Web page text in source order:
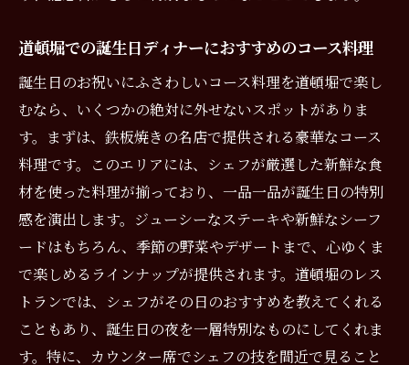
道頓堀での特別な記念日誕生日ディナー鉄板焼
きの魅力
目の前で楽しむ鉄板焼きのライブパフォー
マンス
厳選素材が引き立つ道頓堀の鉄板焼き
シェフの技が光る道頓堀の鉄板焼きディナ
ー
鉄板焼きだからこそ味わえる贅沢感
道頓堀の鉄板焼きで過ごす特別なひととき
誕生日ディナーに最適な鉄板焼きの魅力と
は
道頓堀での誕生日ディナーにおすすめのコース料理
誕生日のお祝いにふさわしいコース料理を道頓堀で楽し
むなら、いくつかの絶対に外せないスポットがありま
す。まずは、鉄板焼きの名店で提供される豪華なコース
料理です。このエリアには、シェフが厳選した新鮮な食
材を使った料理が揃っており、一品一品が誕生日の特別
感を演出します。ジューシーなステーキや新鮮なシーフ
ードはもちろん、季節の野菜やデザートまで、心ゆくま
で楽しめるラインナップが提供されます。道頓堀のレス
トランでは、シェフがその日のおすすめを教えてくれる
こともあり、誕生日の夜を一層特別なものにしてくれま
す。特に、カウンター席でシェフの技を間近で見ること